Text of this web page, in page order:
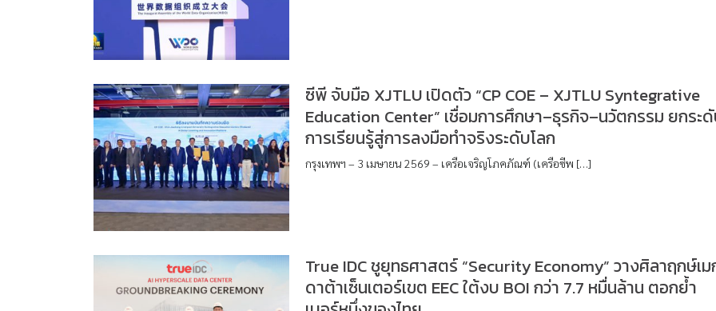
ซีพี จับมือ XJTLU เปิดตัว “CP COE – XJTLU Syntegrative
Education Center” เชื่อมการศึกษา–ธุรกิจ–นวัตกรรม ยกระ
การเรียนรู้สู่การลงมือทำจริงระดับโลก
กรุงเทพฯ – 3 เมษายน 2569 – เครือเจริญโภคภัณฑ์ (เครือซีพ […]
True IDC ชูยุทธศาสตร์ “Security Economy” วางศิลาฤกษ์เม
ดาต้าเซ็นเตอร์เขต EEC ใต้งบ BOI กว่า 7.7 หมื่นล้าน ตอกย้ำ